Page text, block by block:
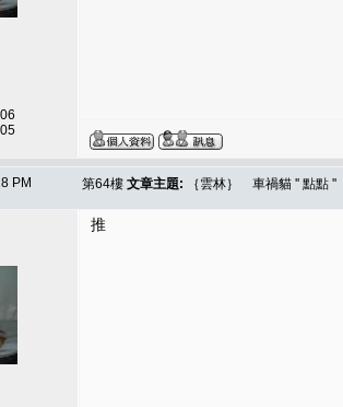
PM 第64樓 文章主題: ｛雲林｝ 車禍貓 '' 點點
推